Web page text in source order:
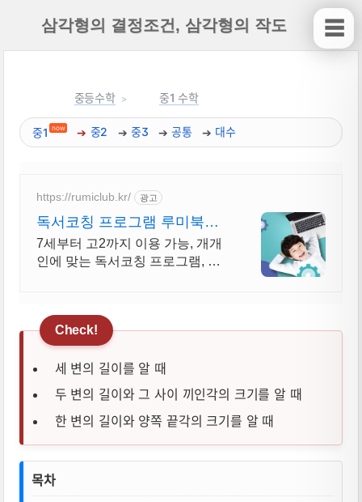
삼각형의 결정조건, 삼각형의 작도
중등수학 중1 수학
중1 now 중2 중3 공통 대수
https://rumiclub.kr/ 광고
독서코칭 프로그램 루미북클
럽 AI 문해력 향상 프로그램
7세부터 고2까지 이용 가능, 개개
인에 맞는 독서코칭 프로그램, 문
세 변의 길이를 알 때
두 변의 길이와 그 사이 끼인각의 크기를 알 때
한 변의 길이와 양쪽 끝각의 크기를 알 때
삼각형의 결정조건, 삼각형의 작도 뜻,
목차
☰